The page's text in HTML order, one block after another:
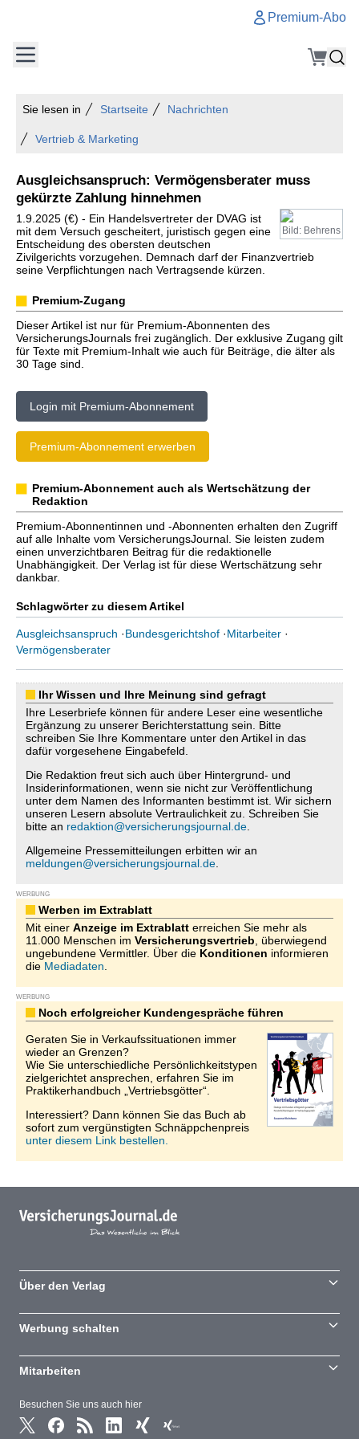
Premium-Abo
Sie lesen in Startseite Nachrichten
Vertrieb & Marketing
Ausgleichsanspruch: Vermögensberater muss
gekürzte Zahlung hinnehmen
Bild: Behrens
1.9.2025 (€) - Ein Handelsvertreter der DVAG ist
mit dem Versuch gescheitert, juristisch gegen eine
Entscheidung des obersten deutschen
Zivilgerichts vorzugehen. Demnach darf der Finanzvertrieb
seine Verpflichtungen nach Vertragsende kürzen.
Premium-Zugang
Dieser Artikel ist nur für Premium-Abonnenten des
VersicherungsJournals frei zugänglich. Der exklusive Zugang gilt
für Texte mit Premium-Inhalt wie auch für Beiträge, die älter als
30 Tage sind.
Login mit Premium-Abonnement
Premium-Abonnement erwerben
Premium-Abonnement auch als Wertschätzung der
Redaktion
Premium-Abonnentinnen und -Abonnenten erhalten den Zugriff
auf alle Inhalte vom VersicherungsJournal. Sie leisten zudem
einen unverzichtbaren Beitrag für die redaktionelle
Unabhängigkeit. Der Verlag ist für diese Wertschätzung sehr
dankbar.
Schlagwörter zu diesem Artikel
Ausgleichsanspruch ·Bundesgerichtshof ·Mitarbeiter ·
Vermögensberater
Ihr Wissen und Ihre Meinung sind gefragt
Ihre Leserbriefe können für andere Leser eine wesentliche
Ergänzung zu unserer Berichterstattung sein. Bitte
schreiben Sie Ihre Kommentare unter den Artikel in das
dafür vorgesehene Eingabefeld.
Die Redaktion freut sich auch über Hintergrund- und
Insiderinformationen, wenn sie nicht zur Veröffentlichung
unter dem Namen des Informanten bestimmt ist. Wir sichern
unseren Lesern absolute Vertraulichkeit zu. Schreiben Sie
bitte an redaktion@versicherungsjournal.de
Allgemeine Pressemitteilungen erbitten wir an
meldungen@versicherungsjournal.de
WERBUNG
Werben im Extrablatt
Mit einer Anzeige im Extrablatt erreichen Sie mehr als
11.000 Menschen im Versicherungsvertrieb , überwiegend
ungebundene Vermittler. Über die Konditionen informieren
die Mediadaten
WERBUNG
Noch erfolgreicher Kundengespräche führen
Geraten Sie in Verkaufssituationen immer
wieder an Grenzen?
Wie Sie unterschiedliche Persönlichkeitstypen
zielgerichtet ansprechen, erfahren Sie im
Praktikerhandbuch „Vertriebsgötter“.
Interessiert? Dann können Sie das Buch ab
sofort zum vergünstigten Schnäppchenpreis
unter diesem Link bestellen.
Besuchen Sie uns auch hier
Über den Verlag
Werbung schalten
Mitarbeiten